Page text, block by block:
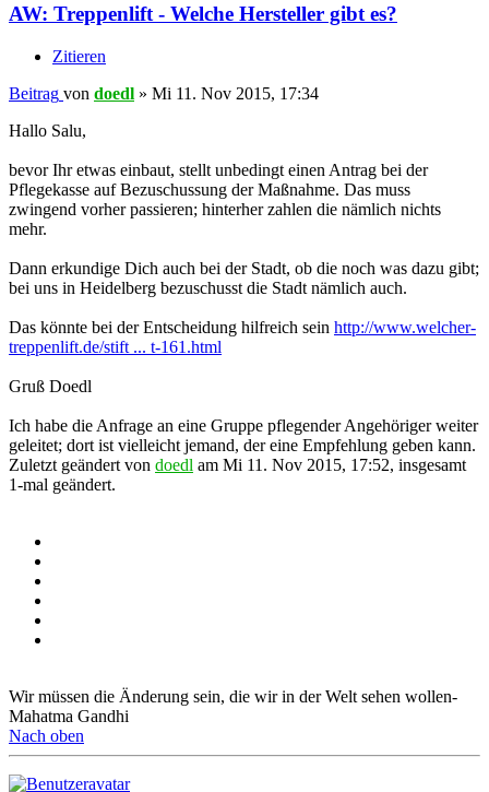
AW: Treppenlift - Welche Hersteller gibt es?
Zitieren
Beitrag von doedl » Mi 11. Nov 2015, 17:34
Hallo Salu,
bevor Ihr etwas einbaut, stellt unbedingt einen Antrag bei der
Pflegekasse auf Bezuschussung der Maßnahme. Das muss
zwingend vorher passieren; hinterher zahlen die nämlich nichts
mehr.
Dann erkundige Dich auch bei der Stadt, ob die noch was dazu gibt;
bei uns in Heidelberg bezuschusst die Stadt nämlich auch.
Das könnte bei der Entscheidung hilfreich sein http://www.welcher-
treppenlift.de/stift ... t-161.html
Gruß Doedl
Ich habe die Anfrage an eine Gruppe pflegender Angehöriger weiter
geleitet; dort ist vielleicht jemand, der eine Empfehlung geben kann.
Zuletzt geändert von doedl am Mi 11. Nov 2015, 17:52, insgesamt
1-mal geändert.
Wir müssen die Änderung sein, die wir in der Welt sehen wollen-
Mahatma Gandhi
Nach oben